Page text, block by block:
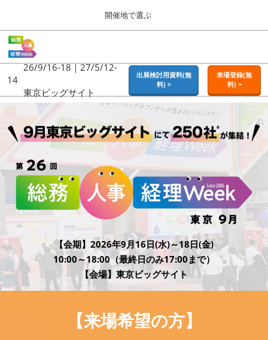
ッ
プ
し
て
進
to
close
the
menu.
開催地で選ぶ
東京ビッグサイト | Tokyo Big Sight
東京
東京ビッグサイト | Tokyo Big Sight
2026年11月18日
インテックス大阪 / INTEX OSAKA
名古屋
ポートメッセなごや / Port Messe Nagoya
HR EXPO【オンライン】
オンライン / online
理想の管理職カンファレンス
ー
ナ
ビ
ー
シ
を
折
り
た
26/9/16-18｜27/5/12-
14
東京ビッグサイト
出展検討用資料(無
料) >
来場登録(無
料) >
【会期】2026年9月16日(水)～18日(金)
10:00～18:00（最終日のみ17:00まで）
【会場】東京ビッグサイト
【来場希望の方】